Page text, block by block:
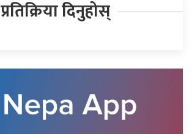
प्रतिक्रिया दिनुहोस्